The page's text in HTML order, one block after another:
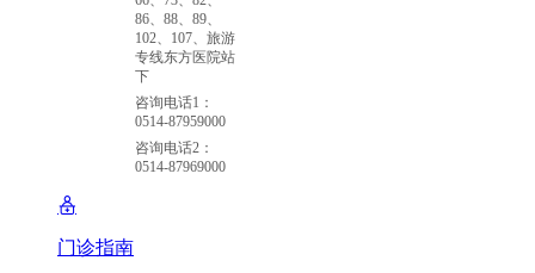
86、88、89、
102、107、旅游
专线东方医院站
下
咨询电话1：
0514-87959000
咨询电话2：
0514-87969000
门诊指南